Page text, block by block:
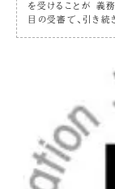
を受けることが 義
目の受審で、引き続